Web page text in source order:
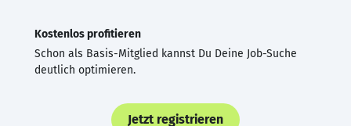
Kostenlos profitieren
Schon als Basis-Mitglied kannst Du Deine Job-Suche
deutlich optimieren.
Jetzt registrieren